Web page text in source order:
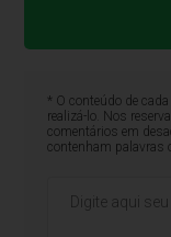
* O conteúdo de
realizá-lo. Nos
comentários em
contenham palavras